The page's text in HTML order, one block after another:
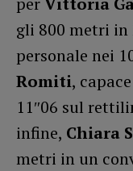
gli 800 metri in
personale nei
Romiti,
11″06 sul
infine, Chiara
metri in un